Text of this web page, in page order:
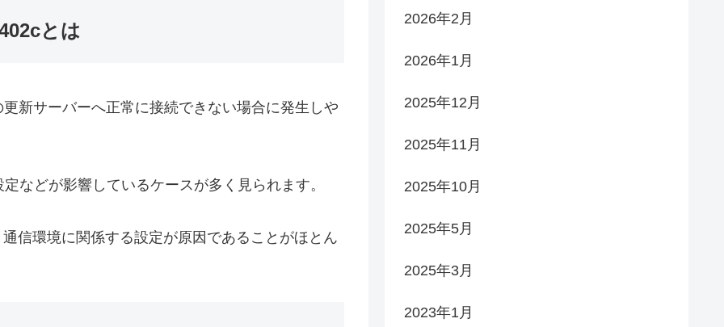
とは
新サーバーへ正常に接続できない場合に発生しや
などが影響しているケースが多く見られます。
信環境に関係する設定が原因であることがほとん
2026年2月
2026年1月
2025年12月
2025年11月
2025年10月
2025年5月
2025年3月
2023年1月